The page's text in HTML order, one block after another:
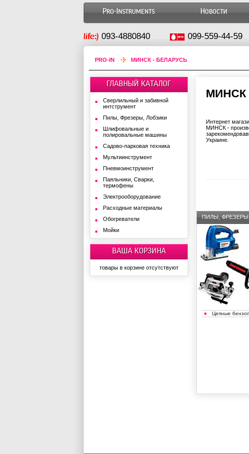
Pro-Instruments Новости
093-4880840 099-559-44-59
PRO-IN МИНСК - БЕЛАРУСЬ
ГЛАВНЫЙ КАТАЛОГ
Сверлильный и забивной
интструмент
Пилы, Фрезеры, Лобзики
Шлифовальные и
полировальные машины
Садово-парковая техника
Мультиинструмент
Пневмоинструмент
Паяльники, Сварки,
термофены
Электрооборудование
Расходные материалы
Обогреватели
Мойки
ВАША КОРЗИНА
товары в корзине отсутствуют
МИНСК
Интернет
МИНСК -
Украине.
ПИЛЫ,
Цепные